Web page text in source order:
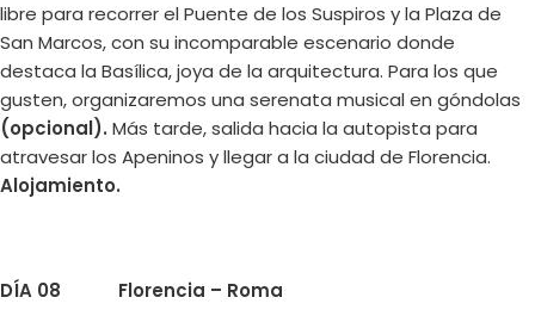
libre para recorrer el Puente de los Suspiros y la Plaza de
San Marcos, con su incomparable escenario donde
destaca la Basílica, joya de la arquitectura. Para los que
gusten, organizaremos una serenata musical en góndolas
(opcional). Más tarde, salida hacia la autopista para
atravesar los Apeninos y llegar a la ciudad de Florencia.
Alojamiento.
DÍA 08 Florencia – Roma